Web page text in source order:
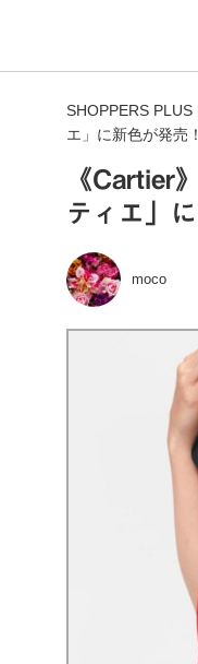
イマ実践記
ショッパーが答えてみた
役バイヤーが答えてみた
SHOPPERS PLUS
エ」に新色が発売
《Cartier
ティエ」
moco